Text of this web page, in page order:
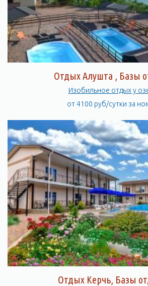
Отдых Алушта , Базы
Изобильное отдых у
от 4100 руб/сутки за
Отдых Керчь, Базы